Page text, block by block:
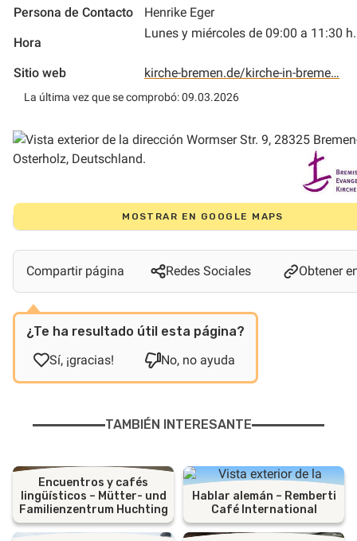
Persona de Contacto
Henrike Eger
Hora
Lunes y miércoles de 09:00 a 11:30 h.
Sitio web kirche-bremen.de/kirche-in-breme…
La última vez que se comprobó: 09.03.2026
MOSTRAR EN GOOGLE MAPS
Compartir página Redes Sociales Obtener
¿Te ha resultado útil esta página?
Sí, ¡gracias!
No, no ayuda
TAMBIÉN INTERESANTE
Encuentros y cafés
lingüísticos – Mütter- und
Familienzentrum Huchting
Hablar alemán – Remberti
Café International